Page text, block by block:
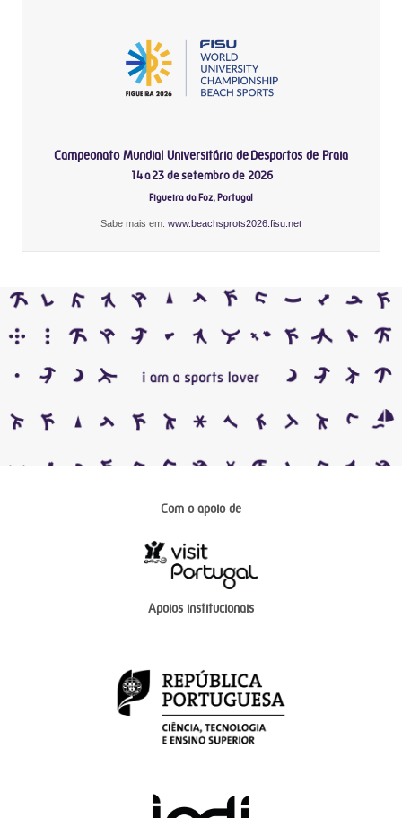
Campeonato Mundial Universitário de Desportos de Praia
14 a 23 de setembro de 2026
Figueira da Foz, Portugal
Sabe mais em: www.beachsprots2026.fisu.net
Com o apoio de
Apoios institucionais